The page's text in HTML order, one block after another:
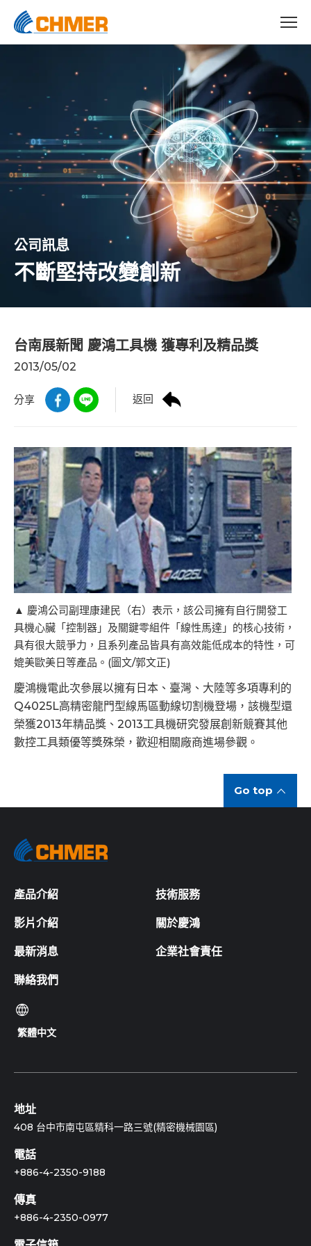
公司訊息
不斷堅持改變創新
台南展新聞 慶鴻工具機 獲專利及精品獎
2013/05/02
分享 返回
▲ 慶鴻公司副理康建民（右）表示，該公司擁有自行開發工
具機心臟「控制器」及關鍵零組件「線性馬達」的核心技術，
具有很大競爭力，且系列產品皆具有高效能低成本的特性，可
媲美歐美日等產品。(圖文/郭文正)
慶鴻機電此次參展以擁有日本、臺灣、大陸等多項專利的
Q4025L高精密龍門型線馬區動線切割機登場，該機型還
榮獲2013年精品獎、2013工具機研究發展創新競賽其他
數控工具類優等獎殊榮，歡迎相關廠商進場參觀。
Go top
產品介紹 技術服務
影片介紹 關於慶鴻
最新消息 企業社會責任
聯絡我們
繁體中文
地址
408 台中市南屯區精科一路三號(精密機械園區)
電話
+886-4-2350-9188
傳真
+886-4-2350-0977